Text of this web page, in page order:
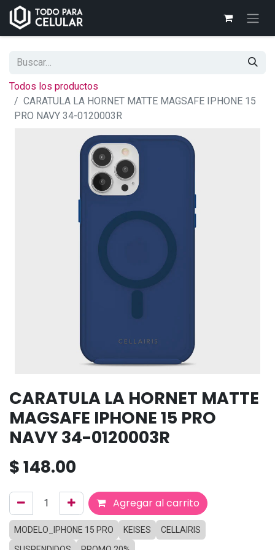
Todos los productos
CARATULA LA HORNET MATTE MAGSAFE IPHONE 15
PRO NAVY 34-0120003R
CARATULA LA HORNET MATTE
MAGSAFE IPHONE 15 PRO
NAVY 34-0120003R
$148.00
Agregar al carrito
MODELO_IPHONE 15 PRO KEISES
CELLAIRIS